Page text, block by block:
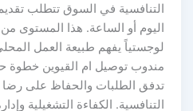
التنافسية في السوق تتطلب
اليوم أو الساعة. هذا المستوى
لوجستياً يفهم طبيعة العمل
مندوب توصيل ام القيوين خطوة
تدفق الطلبات والحفاظ على
التنافسية. الكفاءة التشغيلية